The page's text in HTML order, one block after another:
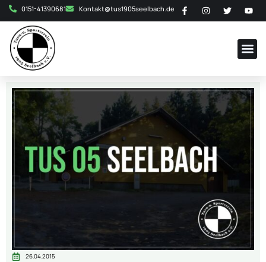
0151-41390681 Kontakt@tus1905seelbach.de
26.04.2015